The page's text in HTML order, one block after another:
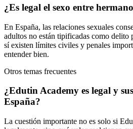
¿Es legal el sexo entre
En España, las relaciones sexuales
adultos no están tipificadas como delito
sí existen límites civiles y penales
entender bien.
Otros temas frecuentes
¿Edutin Academy es legal y
España?
La cuestión importante no es solo si